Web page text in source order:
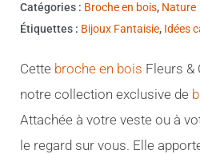
bois
Chêne
Colibri
Catégories : Broche en bois, Nature
Étiquettes : Bijoux Fantaisie, Idées
Cette broche en bois Fleurs &
notre collection exclusive de
Attachée à votre veste ou à
le regard sur vous. Elle